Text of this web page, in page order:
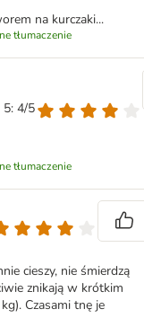
na kurczaki...
tłumaczenie
5: 4/5
tłumaczenie
cieszy, nie śmierdzą
znikają w krótkim
Czasami tnę je